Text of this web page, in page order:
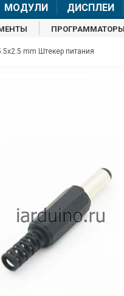
МОДУЛИ ДИСПЛЕИ
ПРОГРАММАТОРЫ
mm Штекер питания
По